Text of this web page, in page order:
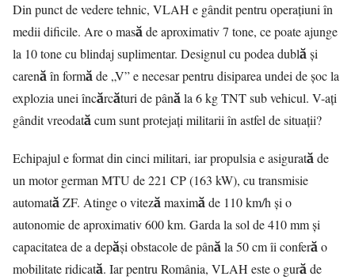
Din punct de vedere tehnic, VLAH e gândit pentru operațiuni în
medii dificile. Are o masă de aproximativ 7 tone, ce poate ajunge
la 10 tone cu blindaj suplimentar. Designul cu podea dublă și
carenă în formă de „V” e necesar pentru disiparea undei de șoc la
explozia unei încărcături de până la 6 kg TNT sub vehicul. V-ați
gândit vreodată cum sunt protejați militarii în astfel de situații?
Echipajul e format din cinci militari, iar propulsia e asigurată de
un motor german MTU de 221 CP (163 kW), cu transmisie
automată ZF. Atinge o viteză maximă de 110 km/h și o
autonomie de aproximativ 600 km. Garda la sol de 410 mm și
capacitatea de a depăși obstacole de până la 50 cm îi conferă o
mobilitate ridicată. Iar pentru România, VLAH este o gură de